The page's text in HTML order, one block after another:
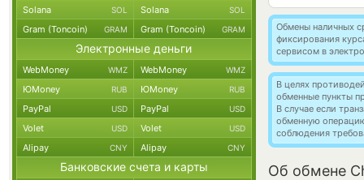
Обмены наличных
фиксирования
сервисом в
В целях
обменные пункты
В случае если
обменную
соблюдения
Об обмене
Solana SOL Solana SOL
Gram (Toncoin) GRAM Gram (Toncoin) GRAM
Электронные деньги
WebMoney WMZ WebMoney WMZ
ЮMoney RUB ЮMoney RUB
PayPal USD PayPal USD
Volet USD Volet USD
Alipay CNY Alipay CNY
Банковские счета и карты